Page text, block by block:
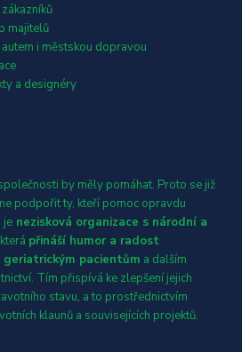
majitelů
i městskou dopravou
a designéry
by měly pomáhat. Proto se již
podpořit ty, kteří pomoc opravdu
je nezisková organizace s národní a
přináší humor a radost
pacientům a dalším
Tím přispívá ke zlepšení jejich
stavu, a to prostřednictvím
klaunů a souvisejících projektů.